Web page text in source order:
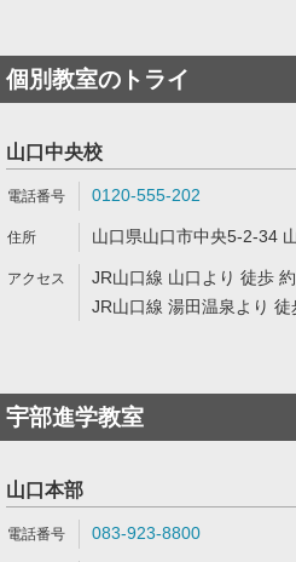
個別教室のトライ
山口中央校
0120-555-202
山口県山口市中央5-2-34
JR山口線 山口より 徒歩
JR山口線 湯田温泉より
宇部進学教室
山口本部
083-923-8800